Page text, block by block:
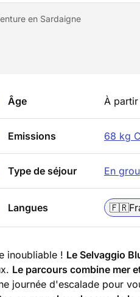
en Sardaigne
Âge À partir
Emissions 68 kg
Type de séjour En
Langues 🇫🇷
inoubliable ! Le Selvaggio
Le parcours combine mer
journée d'escalade pour